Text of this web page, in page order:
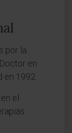
por la
en
en 1992.
el